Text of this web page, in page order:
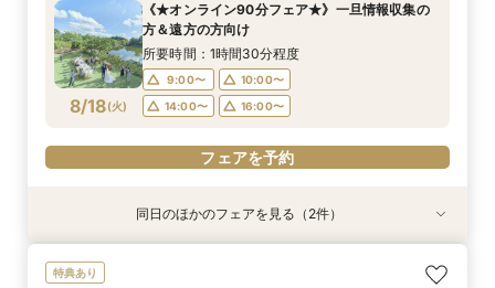
8/17(月)
9:00〜
10:00〜
14:00〜
16:00〜
フェアを予約
8/17(月)
9:00〜
10:00〜
14:00〜
16:00〜
フェアを予約
8/18(火)
《★オンライン90分フェア★》一旦情報収集の
方＆遠方の方向け
所要時間：1時間30分程度
9:00〜
10:00〜
14:00〜
16:00〜
フェアを予約
衣装試着 特典あり
◆こだわり派のあなたへ◆衣装試着付き＼菊水楼
※＼まずは情報収集だけ／※90分クイックで会場
同日のほかのフェアを見る（2件）
特典あり